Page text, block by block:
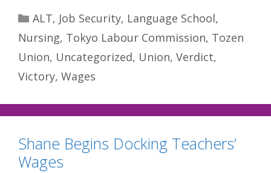
Categories
ALT, Job Security, Language School,
Nursing, Tokyo Labour Commission, Tozen
Union, Uncategorized, Union, Verdict,
Victory, Wages
Shane Begins Docking Teachers’
Wages